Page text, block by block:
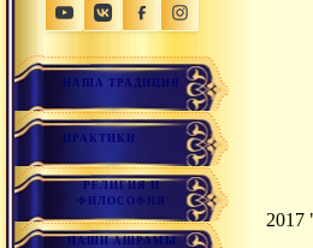
НАША ТРАДИЦИЯ
ПРАКТИКИ
РЕЛИГИЯ И
ФИЛОСОФИЯ
НАШИ АШРАМЫ